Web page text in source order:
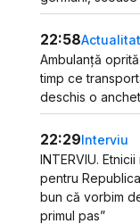
22:58
Ambulanță
timp ce
deschis o
22:29Interviu
INTERVIU.
pentru
bun că vorbim
primul pas”